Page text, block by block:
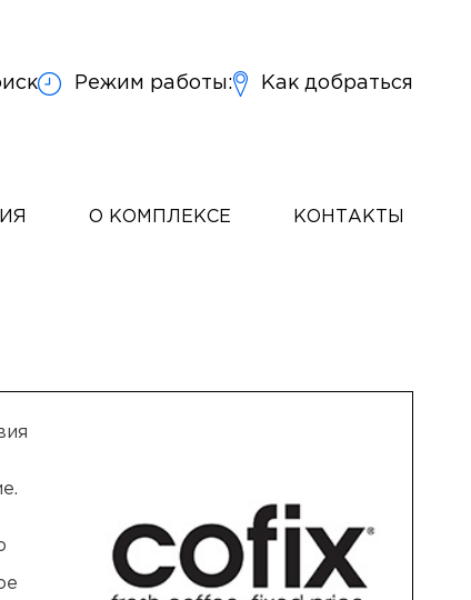
Режим работы: Как добраться
О КОМПЛЕКСЕ КОНТАКТЫ